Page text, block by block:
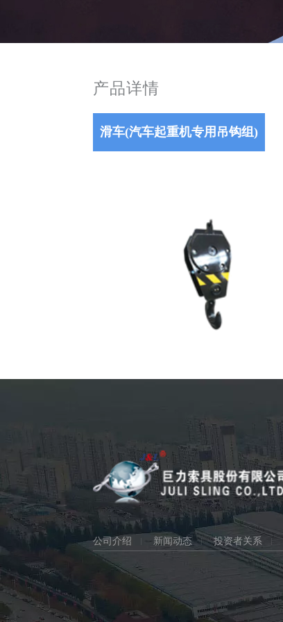
产品详情
滑车(汽车起重机专用吊钩组)
公司介绍 新闻动态 投资者关系